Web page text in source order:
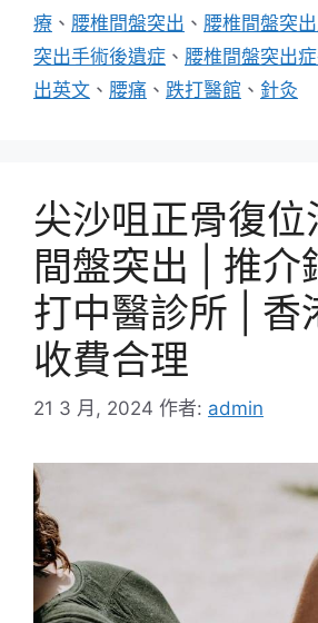
療 、 腰椎間盤突出 、 腰椎間盤突
突出手術後遺症 、 腰椎間盤突出
出英文 、 腰痛 、 跌打醫館 、 針灸
尖沙咀正骨復位
間盤突出 | 推介
打中醫診所 | 香
收費合理
21 3 月, 2024 作者: admin